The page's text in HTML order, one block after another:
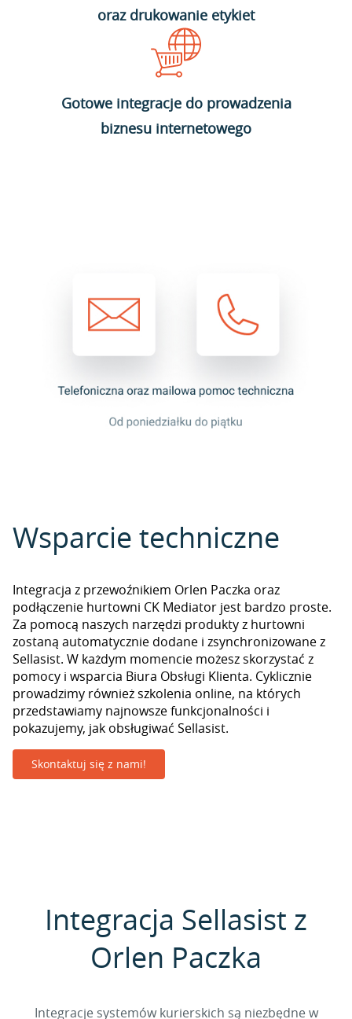
oraz drukowanie etykiet
Gotowe integracje do prowadzenia
biznesu internetowego
Wsparcie techniczne
Integracja z przewoźnikiem Orlen Paczka oraz
podłączenie hurtowni CK Mediator jest bardzo proste.
Za pomocą naszych narzędzi produkty z hurtowni
zostaną automatycznie dodane i zsynchronizowane z
Sellasist. W każdym momencie możesz skorzystać z
pomocy i wsparcia Biura Obsługi Klienta. Cyklicznie
prowadzimy również szkolenia online, na których
przedstawiamy najnowsze funkcjonalności i
pokazujemy, jak obsługiwać Sellasist.
Skontaktuj się z nami!
Integracja Sellasist z
Orlen Paczka
Integracje systemów kurierskich są niezbędne w